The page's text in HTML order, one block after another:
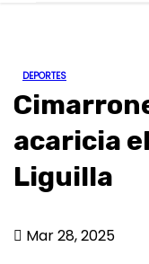
DEPORTES
acaricia
Liguilla
Mar 28, 2025